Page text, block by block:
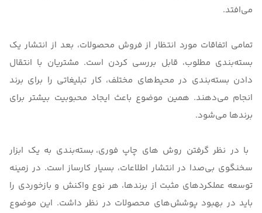
می‌افتد.
تمامی اتفاقات مورد انتظار از فروش محصولات، بعد از انتشار یک
بسته‌بندی مطلوب، قابل بررسی کردن است. مشتریان با انتقال
دادن بسته‌بندی در محیط‌های مختلف، کار تبلیغاتی را برای برند
انجام می‌دهند. همین موضوع باعث ایجاد محبوبیت بیشتر برای
برندها می‌شود.
با در نظر گرفتن روش های چاپ فوری، بسته‌بندی به یک ابزار
سخنگوی بی‌صدا در انتشار اطلاعات، بسیار کارساز است. در زمینه
توسعه عملکردهای مثبت از برندها، هر نوع واکنش و بازخوردی را
باید در بهبود پوشش‌های محصولات در نظر داشت. این موضوع